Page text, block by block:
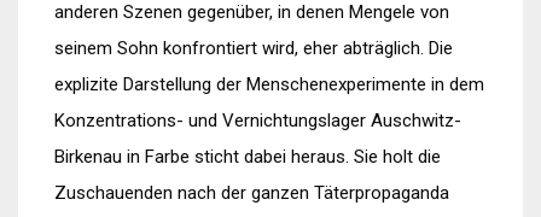
anderen Szenen gegenüber, in denen Mengele von
seinem Sohn konfrontiert wird, eher abträglich. Die
explizite Darstellung der Menschenexperimente in dem
Konzentrations- und Vernichtungslager Auschwitz-
Birkenau in Farbe sticht dabei heraus. Sie holt die
Zuschauenden nach der ganzen Täterpropaganda